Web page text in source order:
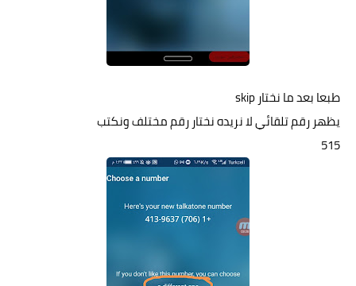
طبعا بعد ما نختار skip
يظهر رقم تلقائي لا نريده نختار رقم مختلف ونكتب
515